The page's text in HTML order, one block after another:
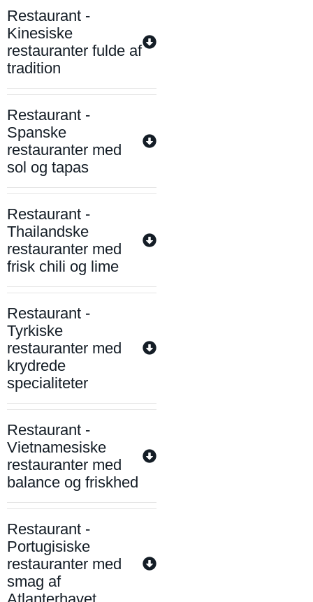
Restaurant -
Kinesiske
restauranter fulde af
tradition
Restaurant -
Spanske
restauranter med
sol og tapas
Restaurant -
Thailandske
restauranter med
frisk chili og lime
Restaurant -
Tyrkiske
restauranter med
krydrede
specialiteter
Restaurant -
Vietnamesiske
restauranter med
balance og friskhed
Restaurant -
Portugisiske
restauranter med
smag af